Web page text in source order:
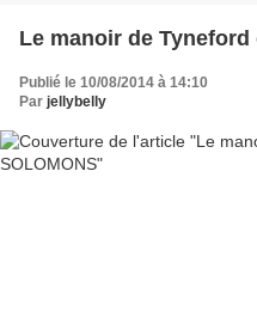
Le manoir de Tyneford
Publié le 10/08/2014 à 14:10
Par jellybelly